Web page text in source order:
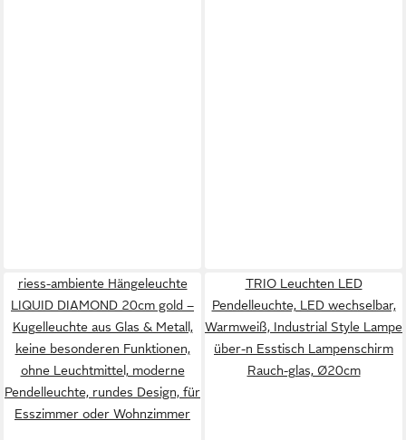
riess-ambiente Hängeleuchte
LIQUID DIAMOND 20cm gold –
Kugelleuchte aus Glas & Metall,
keine besonderen Funktionen,
ohne Leuchtmittel, moderne
Pendelleuchte, rundes Design, für
Esszimmer oder Wohnzimmer
TRIO Leuchten LED
Pendelleuchte, LED wechselbar,
Warmweiß, Industrial Style Lampe
über-n Esstisch Lampenschirm
Rauch-glas, Ø20cm